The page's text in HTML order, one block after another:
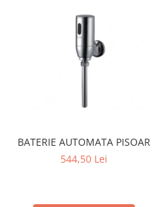
BATERIE AUTOMATA PISOAR
544,50 Lei